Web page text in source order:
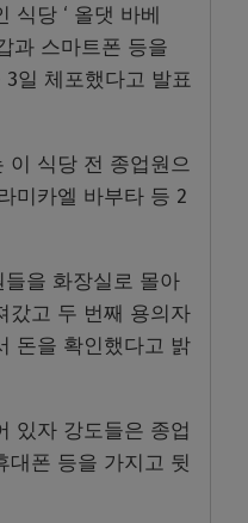
식당 ‘ 올댓 바베
과 스마트폰 등을
일 체포했다고 발표
이 식당 전 종업원으
미카엘 바부타 등 2
을 화장실로 몰아
갔고 두 번째 용의자
돈을 확인했다고 밝
있자 강도들은 종업
대폰 등을 가지고 뒷